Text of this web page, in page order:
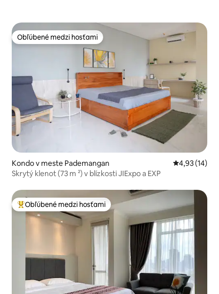
Obľúbené medzi hosťami
Obľúbené medzi hosťami
Kondo v meste Pademangan Priemerné
4,93 (14)
Skrytý klenot (73 m ²) v blízkosti JIExpo a EXP
Najobľúbenejšie medzi hosťami
Obľúbené medzi hosťami